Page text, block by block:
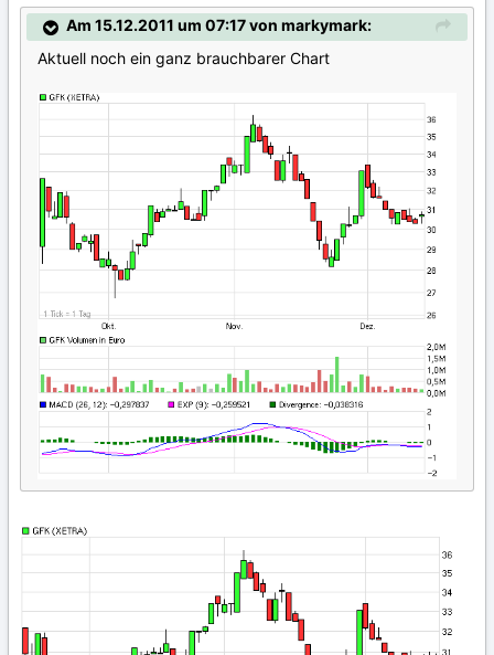
Am 15.12.2011 um 07:17 von markymark:
Aktuell noch ein ganz brauchbarer Chart